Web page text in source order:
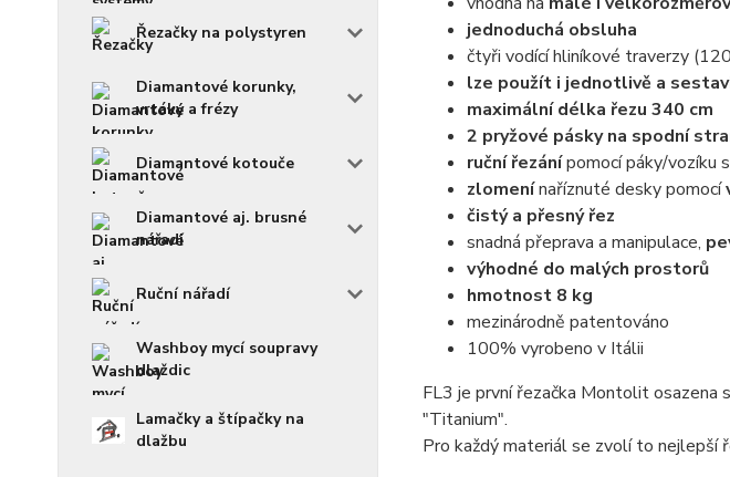
Řezačky na polystyren
Diamantové korunky,
vrtáky a frézy
Diamantové kotouče
Diamantové aj. brusné
nářadí
Ruční nářadí
Washboy mycí soupravy
dlaždic
Lamačky a štípačky na
dlažbu
jednoduchá obsluha
čtyři vodící hliníkové traverzy
lze použít i jednotlivě a
maximální délka řezu 340 cm
2 pryžové pásky na spodní
ruční řezánípomocí páky/vozíku
zlomenínaříznuté desky pomocí
čistý a přesný řez
snadná přeprava a manipulace,
výhodné do malých prostorů
hmotnost 8 kg
mezinárodně patentováno
100% vyrobeno v Itálii
FL3 je první řezačka Montolit osazena
"Titanium".
Pro každý materiál se zvolí to nejlepší